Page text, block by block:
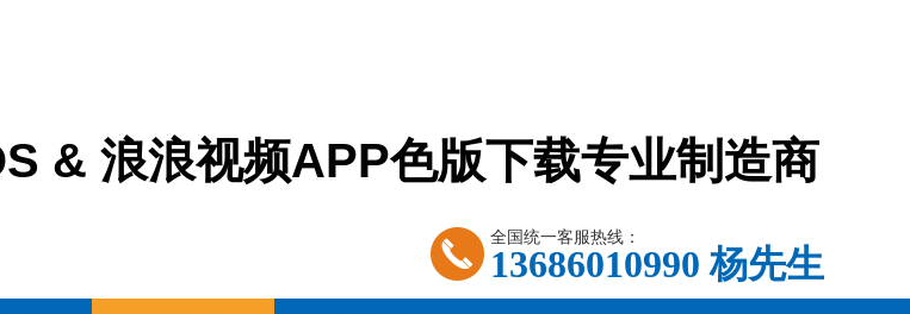
& 浪浪视频APP色版下载专业制造商
全国统一客服热线：
13686010990 杨先生